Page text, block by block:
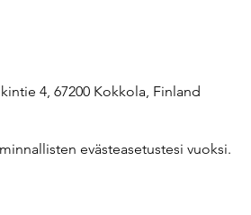
4, 67200 Kokkola, Finland
evästeasetustesi vuoksi.